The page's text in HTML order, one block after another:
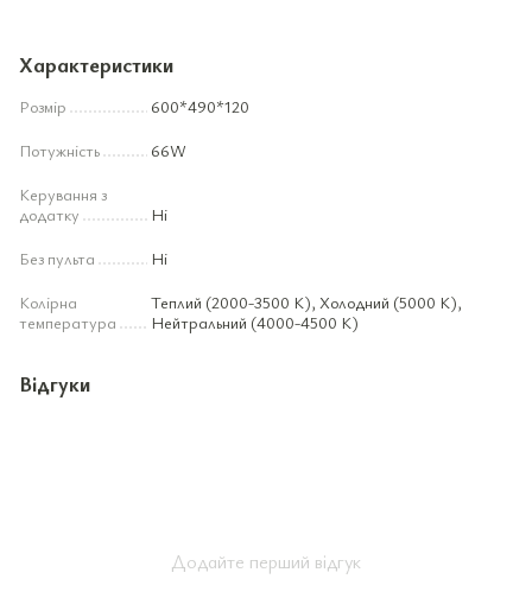
Характеристики
Розмір
600*490*120
Потужність
66W
Керування з
додатку
Ні
Без пульта
Ні
Колірна
температура
Теплий (2000-3500 К), Холодний (5000 К),
Нейтральний (4000-4500 К)
Відгуки
Додайте перший відгук